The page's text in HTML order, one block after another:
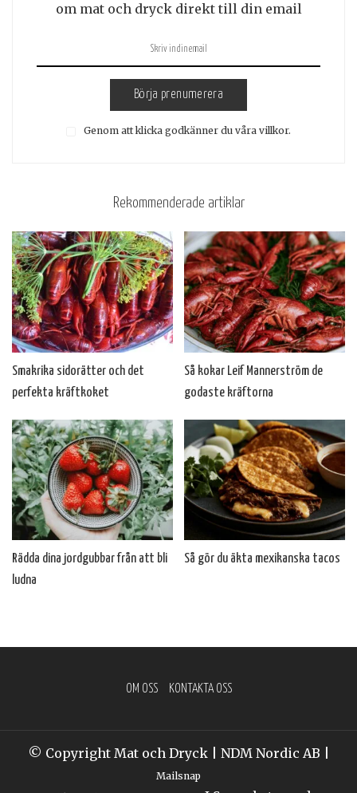
om mat och dryck direkt till din email
Börja prenumerera
Genom att klicka godkänner du våra villkor.
Rekommenderade artiklar
Smakrika sidorätter och det
perfekta kräftkoket
Så kokar Leif Mannerström de
godaste kräftorna
Rädda dina jordgubbar från att bli
ludna
Så gör du äkta mexikanska tacos
OM OSS KONTAKTA OSS
© Copyright Mat och Dryck | NDM Nordic AB |
Mailsnap